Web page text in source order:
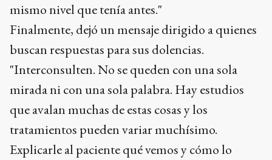
mismo nivel que tenía antes."
Finalmente, dejó un mensaje dirigido a quienes
buscan respuestas para sus dolencias.
"Interconsulten. No se queden con una sola
mirada ni con una sola palabra. Hay estudios
que avalan muchas de estas cosas y los
tratamientos pueden variar muchísimo.
Explicarle al paciente qué vemos y cómo lo